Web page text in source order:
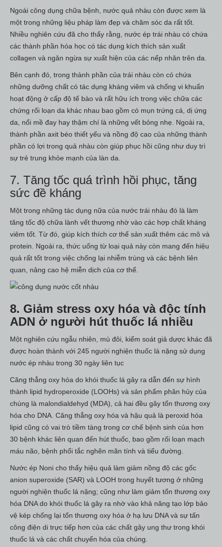
Ngoài công dụng chữa bệnh, nước quả nhàu còn được xem là
một trong những liệu pháp làm đẹp và chăm sóc da rất tốt.
Nhiều nghiên cứu đã cho thấy rằng, nước ép trái nhàu có chứa
các thành phần hóa học có tác dụng kích thích sản xuất
collagen và ngăn ngừa sự xuất hiện của các nếp nhăn trên da.
Bên cạnh đó, trong thành phần của trái nhàu còn có chứa
những dưỡng chất có tác dụng kháng viêm và chống vi khuẩn
hoạt động ở cấp độ tế bào và rất hữu ích trong việc chữa các
chứng rối loạn da khác nhau bao gồm có mụn trứng cá, dị ứng
da, nổi mề đay hay thậm chí là những vết bỏng nhẹ. Ngoài ra,
thành phần axit béo thiết yếu và nồng độ cao của những thành
phần có lợi trong quả nhàu còn giúp phục hồi cũng như duy trì
sự trẻ trung khỏe mạnh của làn da.
7. Tăng tốc quá trình hồi phục, tăng
sức đề kháng
Một trong những tác dụng nữa của nước trái nhàu đó là làm
tăng tốc độ chữa lành vết thương nhờ vào các hợp chất kháng
viêm tốt. Từ đó, giúp kích thích cơ thể sản xuất thêm các mô và
protein. Ngoài ra, thức uống từ loại quả này còn mang đến hiệu
quả rất tốt trong việc chống lại nhiễm trùng và các bệnh liên
quan, nâng cao hệ miễn dịch của cơ thể.
8. Giảm stress oxy hóa và độc tính
ADN ở người hút thuốc lá nhiều
Một nghiên cứu ngẫu nhiên, mù đôi, kiểm soát giả dược khác đã
được hoàn thành với 245 người nghiện thuốc lá nặng sử dụng
nước ép nhàu trong 30 ngày liên tục
Căng thẳng oxy hóa do khói thuốc lá gây ra dẫn đến sự hình
thành lipid hydroperoxide (LOOHs) và sản phẩm phân hủy của
chúng là malondialdehyd (MDA), cả hai đều gây tổn thương oxy
hóa cho DNA. Căng thẳng oxy hóa và hậu quả là peroxid hóa
lipid cũng có vai trò tiềm tàng trong cơ chế bệnh sinh của hơn
30 bệnh khác liên quan đến hút thuốc, bao gồm rối loạn mạch
máu não, bệnh phổi tắc nghẽn mãn tính và tiểu đường.
Nước ép Noni cho thấy hiệu quả làm giảm nồng độ các gốc
anion superoxide (SAR) và LOOH trong huyết tương ở những
người nghiện thuốc lá nặng; cũng như làm giảm tổn thương oxy
hóa DNA do khói thuốc lá gây ra nhờ vào khả năng tạo lớp bảo
vệ kép chống lại tổn thương oxy hóa ở hạ lưu DNA và sự tấn
công điện di trực tiếp hơn của các chất gây ung thư trong khói
thuốc lá và các chất chuyển hóa của chúng.